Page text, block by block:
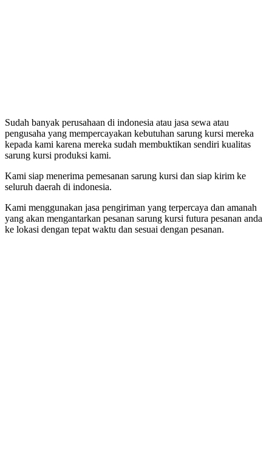
Sudah banyak perusahaan di indonesia atau jasa sewa atau
pengusaha yang mempercayakan kebutuhan sarung kursi mereka
kepada kami karena mereka sudah membuktikan sendiri kualitas
sarung kursi produksi kami.
Kami siap menerima pemesanan sarung kursi dan siap kirim ke
seluruh daerah di indonesia.
Kami menggunakan jasa pengiriman yang terpercaya dan amanah
yang akan mengantarkan pesanan sarung kursi futura pesanan anda
ke lokasi dengan tepat waktu dan sesuai dengan pesanan.